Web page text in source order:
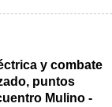
y combate
puntos
Mulino -